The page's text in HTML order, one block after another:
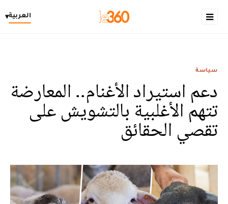
العربية▾
سياسة
دعم استيراد الأغنام.. المعارضة
تتهم الأغلبية بالتشويش على
تقصي الحقائق